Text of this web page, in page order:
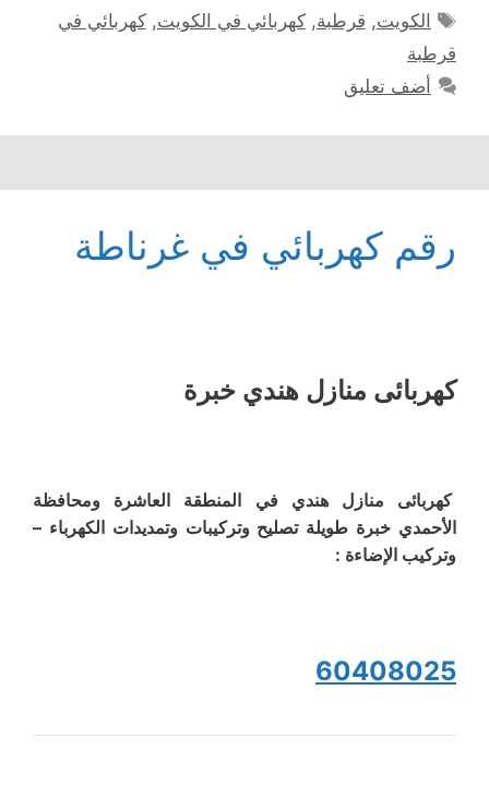
الوسوم
الكويت, قرطبة,كهربائي في الكويت,كهربائي في
قرطبة
أضف تعليق
رقم كهربائي في غرناطة
كهربائى منازل هندي خبرة
كهربائى منازل هندي في المنطقة العاشرة ومحافظة
الأحمدي خبرة طويلة تصليح وتركيبات وتمديدات الكهرباء –
وتركيب الإضاءة :
60408025